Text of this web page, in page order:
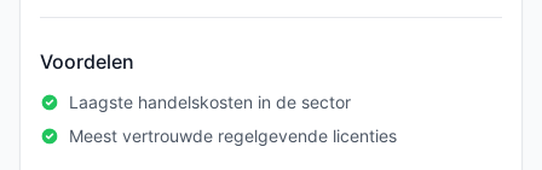
Voordelen
Laagste handelskosten in de sector
Meest vertrouwde regelgevende licenties